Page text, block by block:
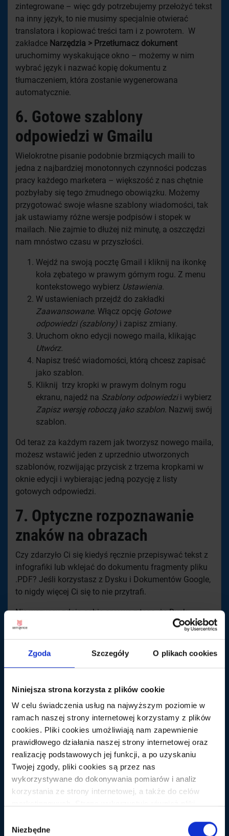
Zgoda Szczegóły O plikach cookies
Niniejsza strona korzysta z plików cookie
W celu świadczenia usług na najwyższym poziomie w
ramach naszej strony internetowej korzystamy z plików
cookies. Pliki cookies umożliwiają nam zapewnienie
prawidłowego działania naszej strony internetowej oraz
realizację podstawowych jej funkcji, a po uzyskaniu
Twojej zgody, pliki cookies są przez nas
wykorzystywane do dokonywania pomiarów i analiz
korzystania ze strony internetowej, a także do celów
anonimowe pingi) podmiotów trzecich w celu korzystania
zgody
Niezbędne
zintegrowane – więc gdy potrzebujemy przełożyć tekst
na inny język, to nie musimy specjalnie otwierać
translatora i kopiować treści tam i z powrotem. W
zakładce Narzędzia > Przetłumacz dokument
uruchomimy wyskakujące okno – możemy w nim
wybrać język i nazwać kopię dokumentu z
tłumaczeniem, która zostanie wygenerowana
automatycznie.
6. Gotowe szablony
odpowiedzi w Gmailu
Wielokrotne pisanie podobnie brzmiących maili to
jedna z najbardziej monotonnych czynności podczas
pracy każdego marketera – większość z nas chętnie
pozbyłaby się tego żmudnego obowiązku. Możemy
przygotować swoje własne szablony wiadomości, tak
jak ustawiamy różne wersje podpisów i stopek w
mailach. Nie zajmie to dłużej niż minutę, a oszczędzi
nam mnóstwo czasu w przyszłości.
Wejdź na swoją pocztę Gmail i kliknij na ikonkę
koła zębatego w prawym górnym rogu. Z menu
kontekstowego wybierz Ustawienia.
W ustawieniach przejdź do zakładki
Zaawansowane. Włącz opcję Gotowe
odpowiedzi (szablony) i zapisz zmiany.
Uruchom okno edycji nowego maila, klikając
Utwórz.
Napisz treść wiadomości, którą chcesz zapisać
jako szablon.
Kliknij trzy kropki w prawym dolnym rogu
ekranu, najedź na Szablony odpowiedzii wybierz
Zapisz wersję roboczą jako szablon. Nazwij swój
szablon.
Od teraz za każdym razem jak tworzysz nowego maila,
możesz wstawić jeden z uprzednio utworzonych
szablonów, rozwijając przycisk z trzema kropkami w
oknie edycji i wybierając jedną pozycję z listy
gotowych odpowiedzi.
7. Optyczne rozpoznawanie
znaków na obrazach
Czy zdarzyło Ci się kiedyś ręcznie przepisywać tekst z
infografiki lub wklejać do dokumentu fragmenty pliku
.PDF? Jeśli korzystasz z Dysku i Dokumentów Google,
to nigdy więcej Ci się to nie przytrafi.
Nie wszyscy zdają sobie sprawę z tego, że Dysk
Google może działać jako automatyczny OCR (skrót
od ang. Optical Character Recognition). Oznacza to, że
zdjęcia i pliki PDF, które zapiszemy na dysku, mogą
gotowy do edycji.
Żeby automatycznie wyciągnąć tekst, musimy zapisać
na Dysku Google plik w formacie .JPEG, .PNG, .GIF, lub
.PDF, a następnie otworzyć go jako Dokument Google.
I tyle! Powstanie dokument, w którym zobaczymy cały
obraz w oryginale, a pod spodem znajdziemy
edytowalny tekst.